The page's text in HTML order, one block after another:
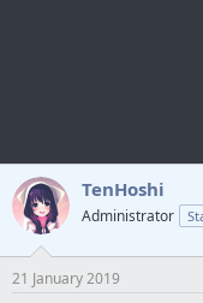
TenHoshi
Administrator
21 January 2019